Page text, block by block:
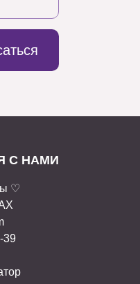
С НАМИ
♡
39